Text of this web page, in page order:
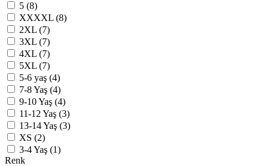
5 (8)
XXXXL (8)
2XL (7)
3XL (7)
4XL (7)
5XL (7)
5-6 yaş (4)
7-8 Yaş (4)
9-10 Yaş (4)
11-12 Yaş (3)
13-14 Yaş (3)
XS (2)
3-4 Yaş (1)
Renk